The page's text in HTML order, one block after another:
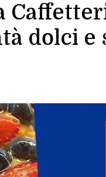
dolci e